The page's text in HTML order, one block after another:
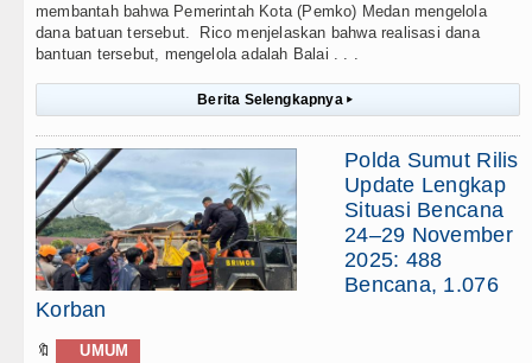
membantah bahwa Pemerintah Kota (Pemko) Medan mengelola
dana batuan tersebut. Rico menjelaskan bahwa realisasi dana
bantuan tersebut, mengelola adalah Balai . . .
Berita Selengkapnya ▸
Polda Sumut Rilis
Update Lengkap
Situasi Bencana
24–29 November
2025: 488
Bencana, 1.076
Korban
🔖 UMUM